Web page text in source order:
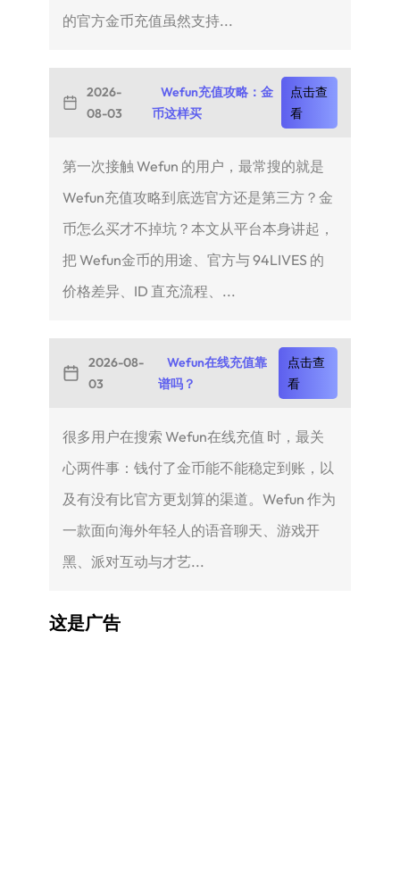
的官方金币充值虽然支持...
2026-
08-03
Wefun充值攻略：金
币这样买
点击查
看
第一次接触 Wefun 的用户，最常搜的就是
Wefun充值攻略到底选官方还是第三方？金
币怎么买才不掉坑？本文从平台本身讲起，
把 Wefun金币的用途、官方与 94LIVES 的
价格差异、ID 直充流程、...
2026-08-
03
Wefun在线充值靠
谱吗？
点击查
看
很多用户在搜索 Wefun在线充值 时，最关
心两件事：钱付了金币能不能稳定到账，以
及有没有比官方更划算的渠道。Wefun 作为
一款面向海外年轻人的语音聊天、游戏开
黑、派对互动与才艺...
这是广告